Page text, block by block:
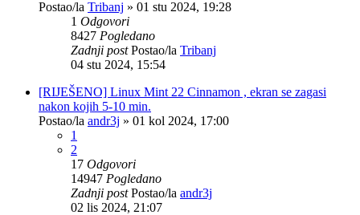
Postao/la Tribanj » 01 stu 2024, 19:28
1 Odgovori
8427 Pogledano
Zadnji postPostao/la Tribanj
04 stu 2024, 15:54
[RIJEŠENO] Linux Mint 22 Cinnamon , ekran se zagasi
nakon kojih 5-10 min.
Postao/la andr3j » 01 kol 2024, 17:00
1
2
17 Odgovori
14947 Pogledano
Zadnji postPostao/la andr3j
02 lis 2024, 21:07